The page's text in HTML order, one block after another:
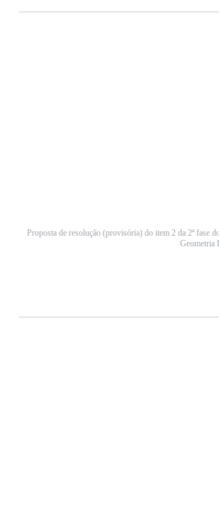
Proposta de resolução (provisória) do item 2 da 2ª fase
Geometria